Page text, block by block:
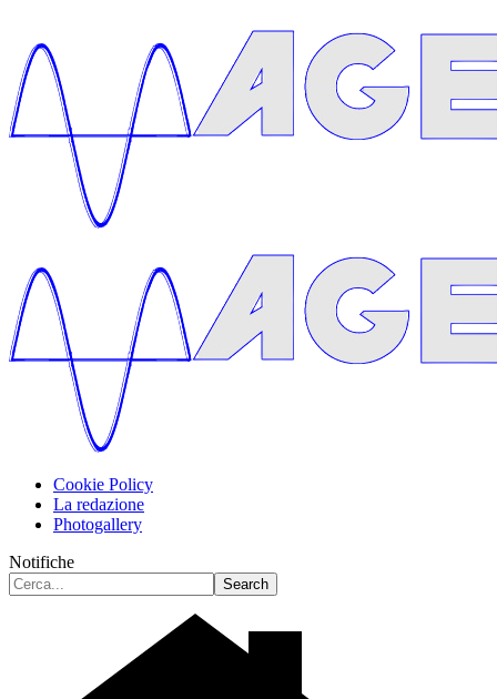
Cookie Policy
La redazione
Photogallery
Notifiche